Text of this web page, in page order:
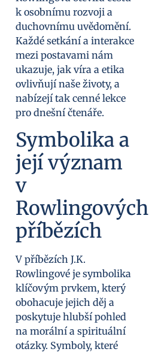
k osobnímu rozvoji a
duchovnímu uvědomění.
Každé setkání a interakce
mezi postavami nám
ukazuje, jak víra a etika
ovlivňují naše životy, a
nabízejí tak cenné lekce
pro dnešní čtenáře.
Symbolika a
její význam
v
Rowlingových
příbězích
V příbězích J.K.
Rowlingové je symbolika
klíčovým prvkem, který
obohacuje jejich děj a
poskytuje hlubší pohled
na morální a spirituální
otázky. Symboly, které